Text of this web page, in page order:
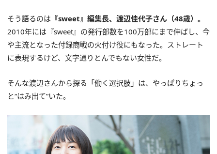
そう語るのは 『sweet』編集長、渡辺佳代子さん（48歳）。
2010年には『sweet』の発行部数を100万部にまで伸ばし、今
や主流となった付録商戦の火付け役にもなった。ストレート
に表現するけど、文字通りとんでもない女性だ。
そんな渡辺さんから探る「働く選択肢」は、やっぱりちょっ
と“はみ出て”いた。